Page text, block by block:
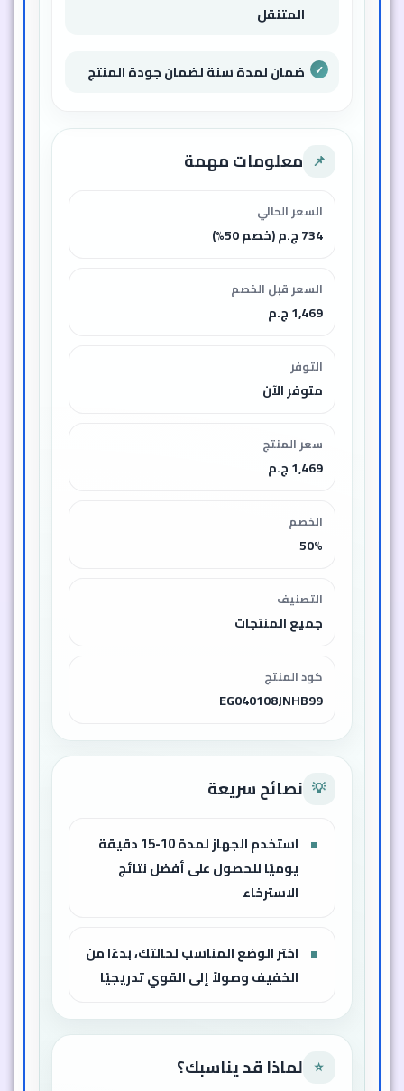
المتنقل
ضمان لمدة سنة لضمان جودة المنتج
📌 معلومات مهمة
السعر الحالي
734 ج.م (خصم 50%)
السعر قبل الخصم
1,469 ج.م
التوفر
متوفر الآن
سعر المنتج
1,469 ج.م
الخصم
50%
التصنيف
جميع المنتجات
كود المنتج
EG040108JNHB99
💡 نصائح سريعة
استخدم الجهاز لمدة 10-15 دقيقة
يوميًا للحصول على أفضل نتائج
الاسترخاء
اختر الوضع المناسب لحالتك، بدءًا من
الخفيف وصولاً إلى القوي تدريجيًا
⭐ لماذا قد يناسبك؟